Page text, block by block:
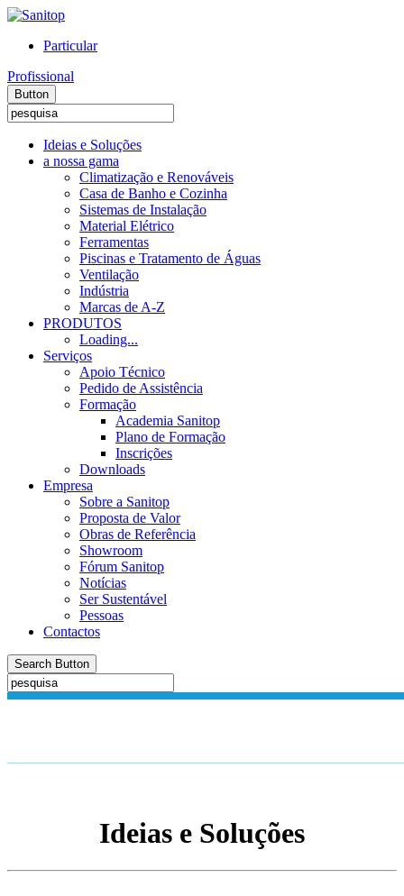
Particular
Profissional
Button
Ideias e Soluções
a nossa gama
Climatização e Renováveis
Casa de Banho e Cozinha
Sistemas de Instalação
Material Elétrico
Ferramentas
Piscinas e Tratamento de Águas
Ventilação
Indústria
Marcas de A-Z
PRODUTOS
Loading...
Serviços
Apoio Técnico
Pedido de Assistência
Formação
Academia Sanitop
Plano de Formação
Inscrições
Downloads
Empresa
Sobre a Sanitop
Proposta de Valor
Obras de Referência
Showroom
Fórum Sanitop
Notícias
Ser Sustentável
Pessoas
Contactos
Search Button
Ideias e Soluções